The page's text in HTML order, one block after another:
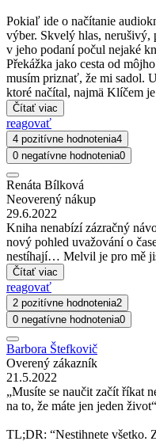
Pokiaľ ide o načítanie
výber. Skvelý hlas, nerušivý,
v jeho podaní počul nejaké
Překážka jako cesta od
musím priznať, že mi sadol.
ktoré načítal, najmä Klíčem
Čítať viac
reagovať
4 pozitívne hodnotenia4
0 negatívne hodnotenia0
Renáta Bílková
Neoverený nákup
29.6.2022
Kniha nenabízí zázračný
nový pohled uvažování o
nestíhají… Melvil je pro mě
Čítať viac
reagovať
2 pozitívne hodnotenia2
0 negatívne hodnotenia0
Barbora Štefkovič
Overený zákazník
21.5.2022
„Musíte se naučit začít říkat
na to, že máte jen jeden
TL;DR: “Nestihnete všetko.